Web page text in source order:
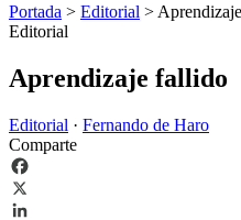
Portada > Editorial >
Editorial
Aprendizaje fallido
Editorial · Fernando de Haro
Comparte
Facebook
X